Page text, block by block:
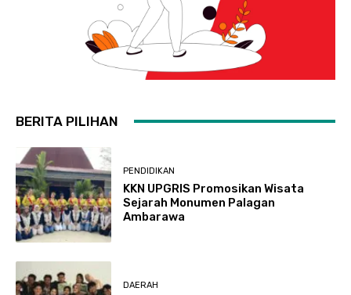
BERITA PILIHAN
PENDIDIKAN
KKN UPGRIS Promosikan Wisata
Sejarah Monumen Palagan
Ambarawa
DAERAH